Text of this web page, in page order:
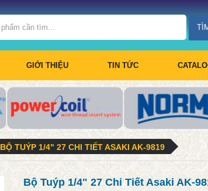
GIỚI THIỆU TIN TỨC
BỘ TUÝP 1/4" 27 CHI TIẾT ASAKI AK-9819
Bộ Tuýp 1/4" 27 Chi Tiết Asaki AK-